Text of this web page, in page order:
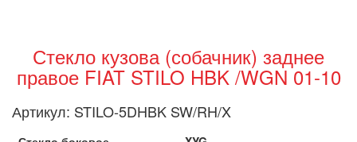
Стекло кузова (собачник) заднее
правое FIAT STILO HBK /WGN 01-10
Артикул: STILO-5DHBK SW/RH/X